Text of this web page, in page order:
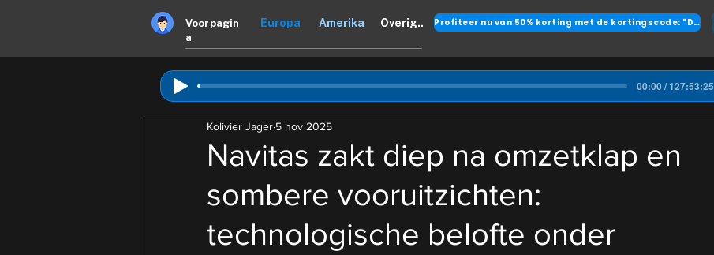
Voorpagin
a
Europa Amerika Overig.. Profiteer nu van 50% korting met de kortingscode: "DANK"
00:00 / 127:53:25
Navitas zakt diep na omzetklap en
sombere vooruitzichten:
technologische belofte onder
Kolivier Jager 5 nov 2025